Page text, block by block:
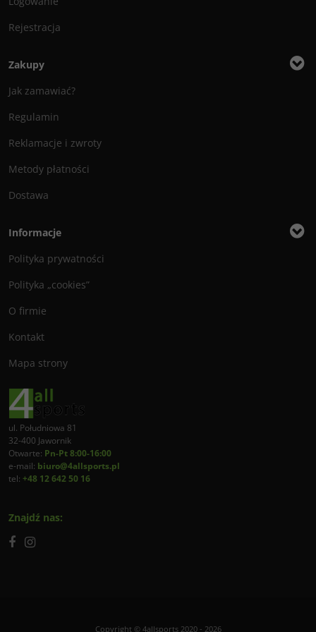
Rejestracja
Zakupy
Jak zamawiać?
Regulamin
Reklamacje i zwroty
Metody płatności
Dostawa
Informacje
Polityka prywatności
Polityka „cookies”
O firmie
Kontakt
Mapa strony
ul. Południowa 81
32-400 Jawornik
Otwarte: Pn-Pt 8:00-16:00
e-mail: biuro@4allsports.pl
tel: +48 12 642 50 16
Znajdź nas:
Copyright © 4allsports 2020 - 2026